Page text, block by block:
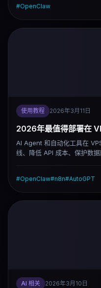
#OpenClaw
使用教程 2026年3月11日
2026年最值得部署在
AI Agent 和自动化工具在
线、降低 API 成本、保护数
#OpenClaw#n8n#AutoGPT
AI 相关 2026年3月10日